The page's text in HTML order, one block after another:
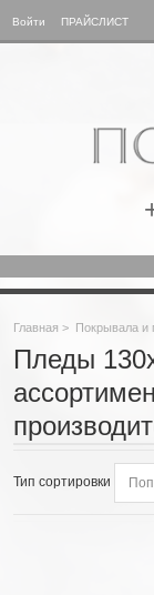
Войти ПРАЙСЛИСТ
Главная > Покрывала и
Пледы
Тип сортировки